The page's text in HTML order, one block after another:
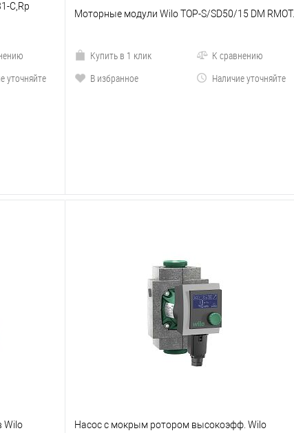
C,Rp
уточняйте
Моторные модули Wilo TOP-S/SD50/15 DM RMOT.
Купить в 1 клик
К сравнению
В избранное
Наличие уточняйте
Wilo
Насос с мокрым ротором высокоэфф. Wilo